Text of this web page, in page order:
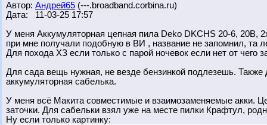
Автор: Андрей65 (---.broadband.corbina.ru)
Дата: 11-03-25 17:57
У меня Аккумуляторная цепная пила Deko DKCHS 20-6, 20В,
при мне получали подобную в ВИ , название не запомнил, та
Для похода ХЗ если только с парой ночевок если нет от чего
Для сада вещь нужная, не везде бензинкой подлезешь. Также
аккумуляторная сабелька.
У меня всё Макита совместимые и взаимозаменяемые акки.
заточки. Для сабельки взял уже на месте пилки Крафтул,
Ну если только картинку: